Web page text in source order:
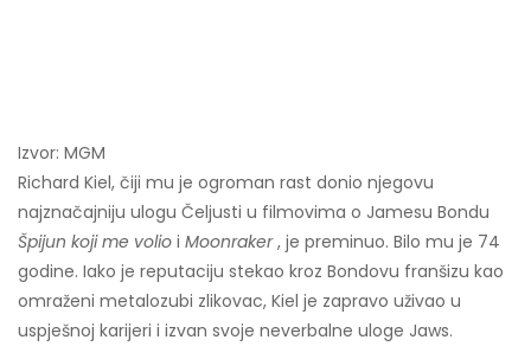
Izvor: MGM
Richard Kiel, čiji mu je ogroman rast donio njegovu
najznačajniju ulogu Čeljusti u filmovima o Jamesu Bondu
Špijun koji me volio i Moonraker, je preminuo. Bilo mu je 74
godine. Iako je reputaciju stekao kroz Bondovu franšizu kao
omraženi metalozubi zlikovac, Kiel je zapravo uživao u
uspješnoj karijeri i izvan svoje neverbalne uloge Jaws.